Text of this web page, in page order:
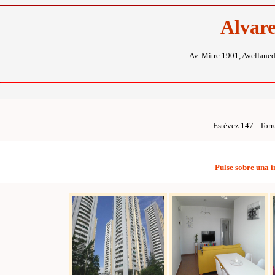
Av. Mitre 1901,
Estévez 147 -
Pulse sobre una